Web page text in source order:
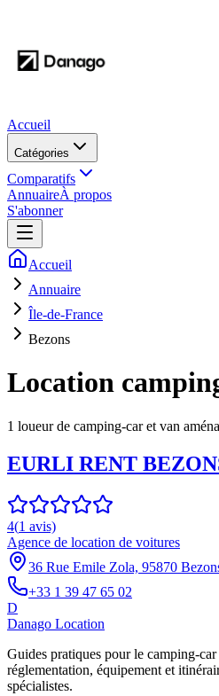
Accueil
Catégories
Comparatifs
AnnuaireÀ propos
S'abonner
Accueil
Annuaire
Île-de-France
Bezons
Location
1 loueurde camping-car et van
EURLI RENT
4(1 avis)
Agence de location de voitures
36 Rue Emile Zola, 95870
+33 1 39 47 65 02
D
Danago Location
Guides pratiques pour le camping-
réglementation, équipement et
spécialistes.